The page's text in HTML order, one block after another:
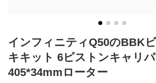
インフィニティQ50のBBK
キキット 6ピストンキャリ
405*34mmローター